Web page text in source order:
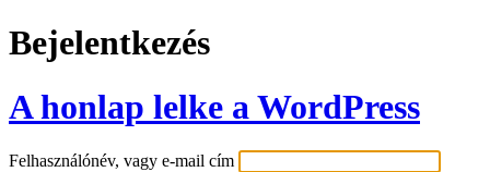
Bejelentkezés
A honlap lelke a WordPress
Felhasználónév, vagy e-mail cím